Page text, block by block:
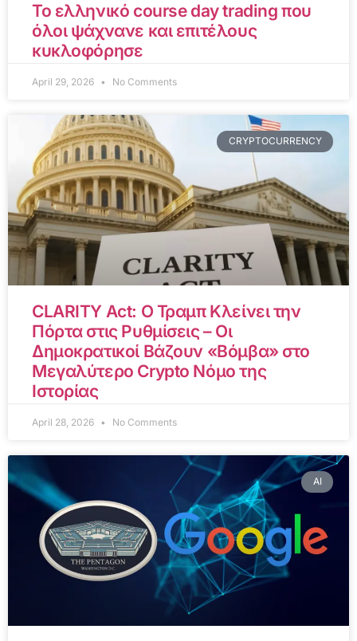
Το ελληνικό course day trading που
όλοι ψάχνανε και επιτέλους
κυκλοφόρησε
April 29, 2026 No Comments
CRYPTOCURRENCY
CLARITY Act: Ο Τραμπ Κλείνει την
Πόρτα στις Ρυθμίσεις – Οι
Δημοκρατικοί Βάζουν «Βόμβα» στο
Μεγαλύτερο Crypto Νόμο της
Ιστορίας
April 28, 2026 No Comments
AI